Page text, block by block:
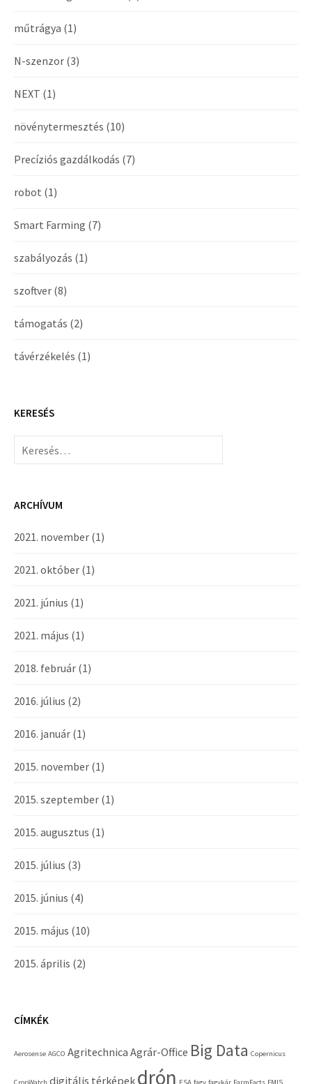
műtrágya (1)
N-szenzor (3)
NEXT (1)
növénytermesztés (10)
Precíziós gazdálkodás (7)
robot (1)
Smart Farming (7)
szabályozás (1)
szoftver (8)
támogatás (2)
távérzékelés (1)
KERESÉS
Keresés:
ARCHÍVUM
2021. november (1)
2021. október (1)
2021. június (1)
2021. május (1)
2018. február (1)
2016. július (2)
2016. január (1)
2015. november (1)
2015. szeptember (1)
2015. augusztus (1)
2015. július (3)
2015. június (4)
2015. május (10)
2015. április (2)
CÍMKÉK
Aerosense AGCO Agritechnica Agrár-Office Big Data Copernicus
digitális térképek drón